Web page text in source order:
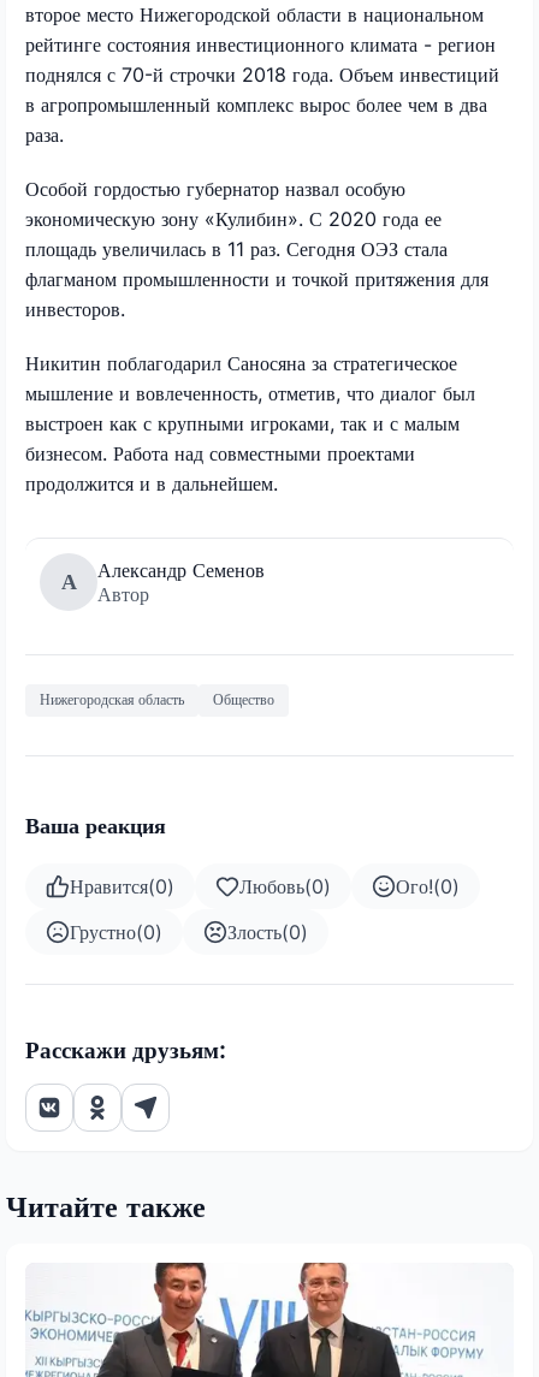
второе место Нижегородской области в национальном
рейтинге состояния инвестиционного климата - регион
поднялся с 70-й строчки 2018 года. Объем инвестиций
в агропромышленный комплекс вырос более чем в два
раза.
Особой гордостью губернатор назвал особую
экономическую зону «Кулибин». С 2020 года ее
площадь увеличилась в 11 раз. Сегодня ОЭЗ стала
флагманом промышленности и точкой притяжения для
инвесторов.
Никитин поблагодарил Саносяна за стратегическое
мышление и вовлеченность, отметив, что диалог был
выстроен как с крупными игроками, так и с малым
бизнесом. Работа над совместными проектами
продолжится и в дальнейшем.
А
Александр Семенов
Автор
Нижегородская область Общество
Ваша реакция
Нравится(0) Любовь(0) Ого!(0)
Грустно(0) Злость(0)
Расскажи друзьям:
Читайте также